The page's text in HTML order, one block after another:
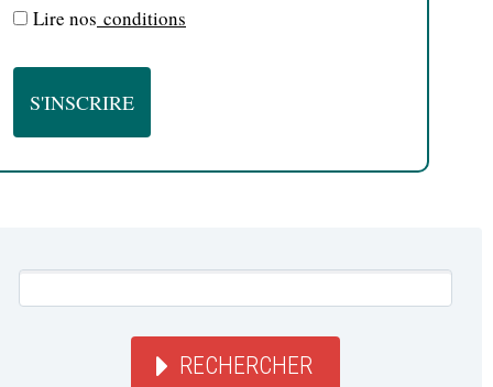
Lire nos conditions
RECHERCHER